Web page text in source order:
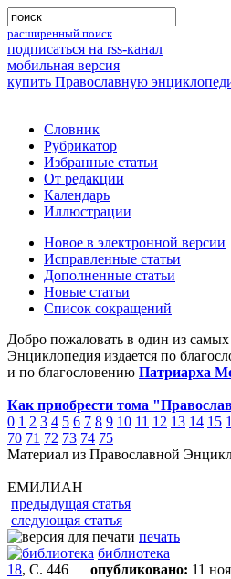
расширенный поиск
подписаться на rss-канал
мобильная версия
купить Православную
Словник
Рубрикатор
Избранные статьи
От редакции
Календарь
Иллюстрации
Новое в электронной версии
Исправленные статьи
Дополненные статьи
Новые статьи
Список сокращений
Добро пожаловать в один из
Энциклопедия издается по
и по благословению Патриарха
Как приобрести тома
0 1 2 3 4 5 6 7 8 9 10 11 12 13 14 15
70 71 72 73 74 75
Материал из Православной
ЕМИЛИАН
предыдущая статья
следующая статья
печать
библиотека
18, С. 446 опубликовано: 11